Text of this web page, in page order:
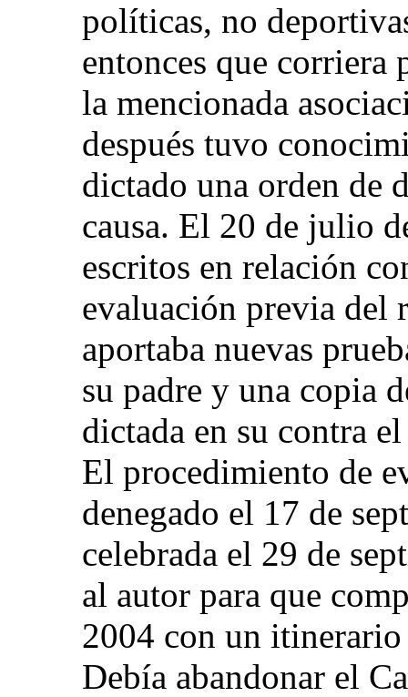
políticas, no
entonces que
la mencionada
después tuvo
dictado una orden de
causa. El 20 de julio
escritos en relación
evaluación previa del
aportaba nuevas
su padre y una copia
dictada en su contra
El procedimiento de
denegado el 17 de
celebrada el 29 de
al autor para que
2004 con un
Debía abandonar el